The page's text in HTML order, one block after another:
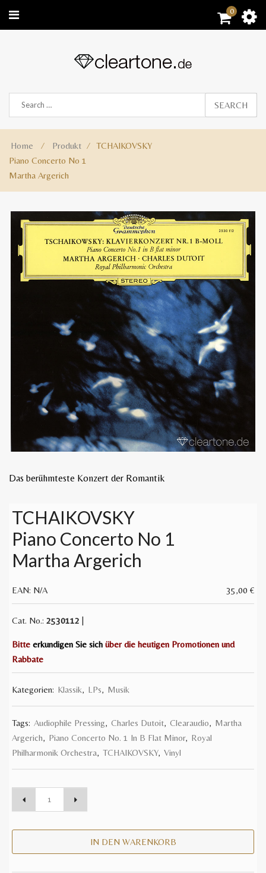
0
SEARCH
Home ⁄ Produkt ⁄ TCHAIKOVSKY
Piano Concerto No 1
Martha Argerich
Das berühmteste Konzert der Romantik
TCHAIKOVSKY
Piano Concerto No 1
Martha Argerich
35,00 €
EAN: N/A
Cat. No.: 2530112
Bitte erkundigen Sie sich über die heutigen Promotionen und
Rabbate
Kategorien: Klassik, LPs, Musik
Tags: Audiophile Pressing, Charles Dutoit, Clearaudio, Martha
Argerich, Piano Concerto No. 1 In B Flat Minor, Royal
Philharmonik Orchestra, TCHAIKOVSKY, Vinyl
IN DEN WARENKORB